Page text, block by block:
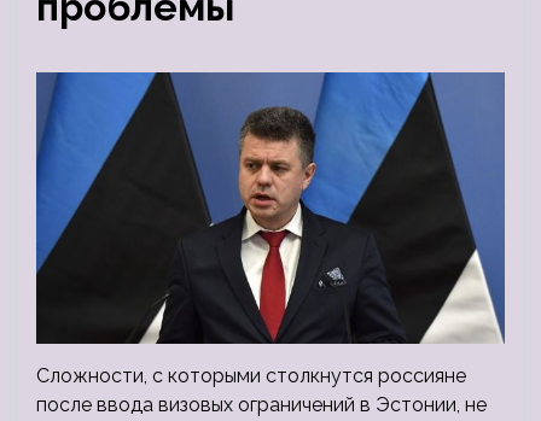
Сложности, с которыми столкнутся россияне
после ввода визовых ограничений в Эстонии, не